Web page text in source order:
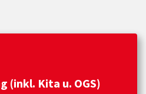
(inkl. Kita u. OGS)